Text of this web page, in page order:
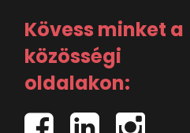
Kövess minket a
közösségi
oldalakon: